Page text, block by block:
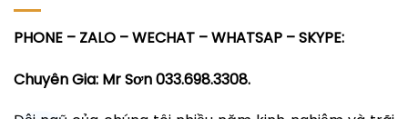
PHONE – ZALO – WECHAT – WHATSAP – SKYPE:
Chuyên Gia: Mr Sơn 033.698.3308.